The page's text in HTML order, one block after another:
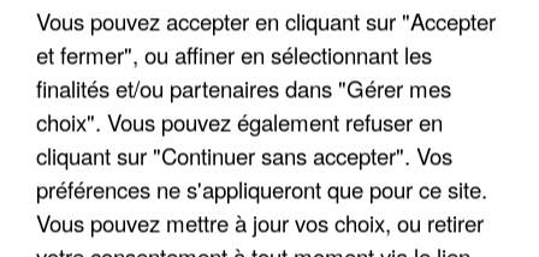
DE FAUNE SAUVAGE SONT...
Vous pouvez accepter en cliquant sur "Accepter
et fermer", ou affiner en sélectionnant les
finalités et/ou partenaires dans "Gérer mes
choix". Vous pouvez également refuser en
cliquant sur "Continuer sans accepter". Vos
préférences ne s'appliqueront que pour ce site.
Vous pouvez mettre à jour vos choix, ou retirer